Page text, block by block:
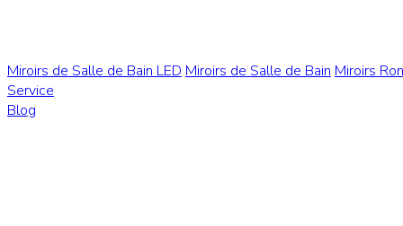
Miroirs de Salle de Bain LED Miroirs de Salle de Bain Miroirs
Service
Blog